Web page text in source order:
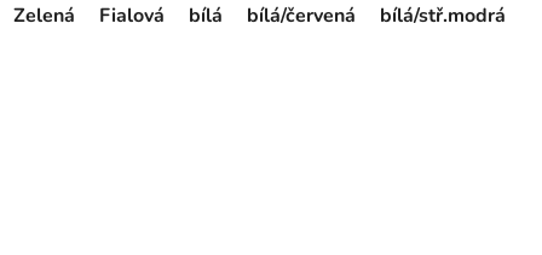
Zelená Fialová bílá bílá/červená bílá/stř.modrá